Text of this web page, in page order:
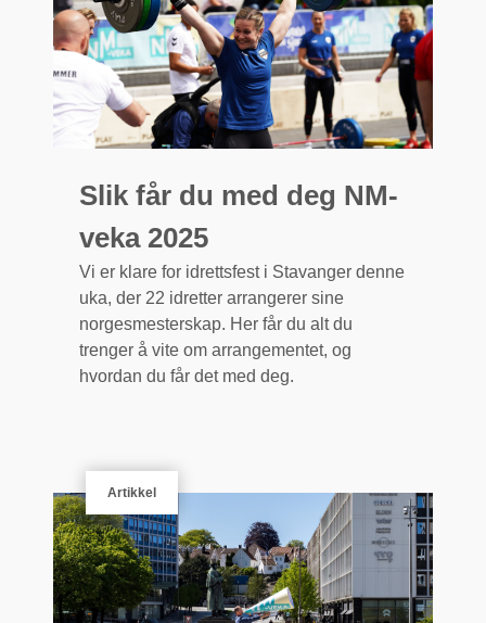
Slik får du med deg NM-
veka 2025
Vi er klare for idrettsfest i Stavanger denne
uka, der 22 idretter arrangerer sine
norgesmesterskap. Her får du alt du
trenger å vite om arrangementet, og
hvordan du får det med deg.
Artikkel